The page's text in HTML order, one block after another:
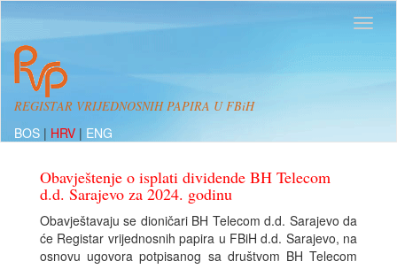
REGISTAR VRIJEDNOSNIH PAPIRA U FBiH
BOS | HRV | ENG
Obavještenje o isplati dividende BH Telecom
d.d. Sarajevo za 2024. godinu
Obavještavaju se dioničari BH Telecom d.d. Sarajevo da
će Registar vrijednosnih papira u FBiH d.d. Sarajevo, na
osnovu ugovora potpisanog sa društvom BH Telecom